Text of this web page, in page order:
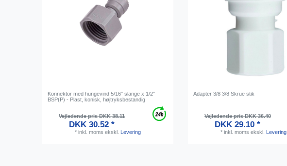
Konnektor med hungevind 5/16" slange x 1/2"
BSP(P) - Plast, konisk, højtryksbestandig
Vejledende pris DKK 38.11
DKK 30.52 *
* inkl. moms ekskl. Levering
Adapter 3/8 3/8 Skrue stik
Vejledende pris DKK 36.40
DKK 29.10 *
* inkl. moms ekskl. Levering